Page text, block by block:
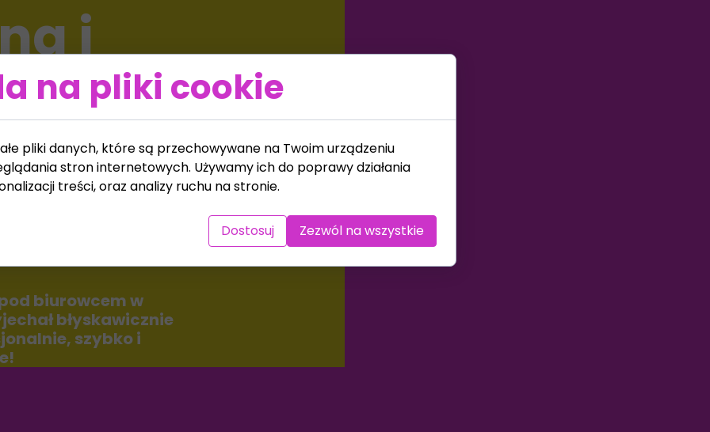
i
pomoc
zawsze
biurowcem w
błyskawicznie
szybko i
na pliki cookie
pliki danych, które są przechowywane na Twoim urządzeniu
stron internetowych. Używamy ich do poprawy działania
treści, oraz analizy ruchu na stronie.
Dostosuj Zezwól na wszystkie